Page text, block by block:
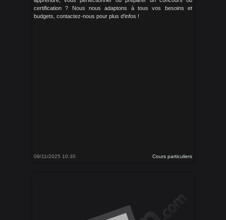
certification ? Nous nous adaptons à tous vos besoins et
budgets, contactez-nous pour plus d'infos !
09/11/2025 10:30 Cours particuliers